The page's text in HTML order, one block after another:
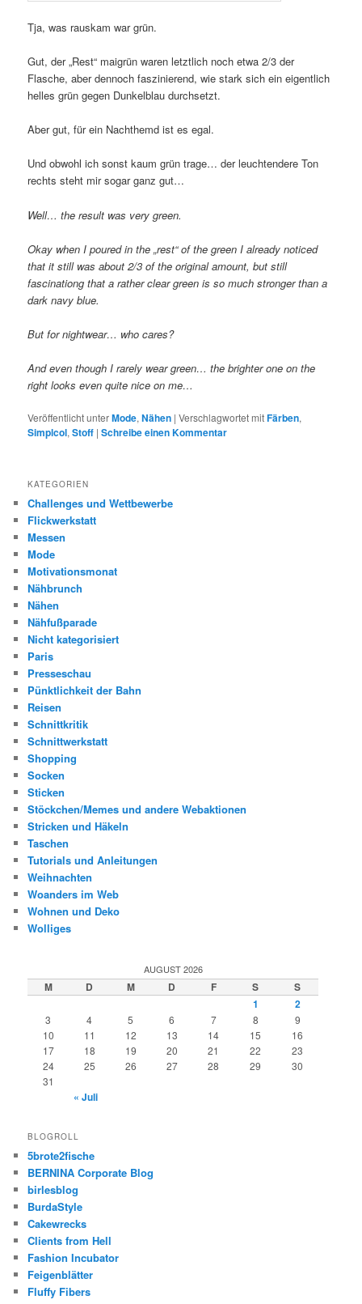
Tja, was rauskam war grün.
Gut, der „Rest“ maigrün waren letztlich noch etwa 2/3 der
Flasche, aber dennoch faszinierend, wie stark sich ein eigentlich
helles grün gegen Dunkelblau durchsetzt.
Aber gut, für ein Nachthemd ist es egal.
Und obwohl ich sonst kaum grün trage… der leuchtendere Ton
rechts steht mir sogar ganz gut…
Well… the result was very green.
Okay when I poured in the „rest“ of the green I already noticed
that it still was about 2/3 of the original amount, but still
fascinationg that a rather clear green is so much stronger than a
dark navy blue.
But for nightwear… who cares?
And even though I rarely wear green… the brighter one on the
right looks even quite nice on me…
Veröffentlicht unterMode,Nähen |Verschlagwortet mitFärben,
Simplcol,Stoff |Schreibe einen Kommentar
KATEGORIEN
Challenges und Wettbewerbe
Flickwerkstatt
Messen
Mode
Motivationsmonat
Nähbrunch
Nähen
Nähfußparade
Nicht kategorisiert
Paris
Presseschau
Pünktlichkeit der Bahn
Reisen
Schnittkritik
Schnittwerkstatt
Shopping
Socken
Sticken
Stöckchen/Memes und andere Webaktionen
Stricken und Häkeln
Taschen
Tutorials und Anleitungen
Weihnachten
Woanders im Web
Wohnen und Deko
Wolliges
AUGUST 2026
M D M D F S
S
1
2
3 4 5 6 7 8
9
10
11 12 13 14 15
16
17
18 19 20 21 22
23
24
25 26 27 28 29
30
31
« Juli
BLOGROLL
5brote2fische
BERNINA Corporate Blog
birlesblog
BurdaStyle
Cakewrecks
Clients from Hell
Fashion Incubator
Feigenblätter
Fluffy Fibers